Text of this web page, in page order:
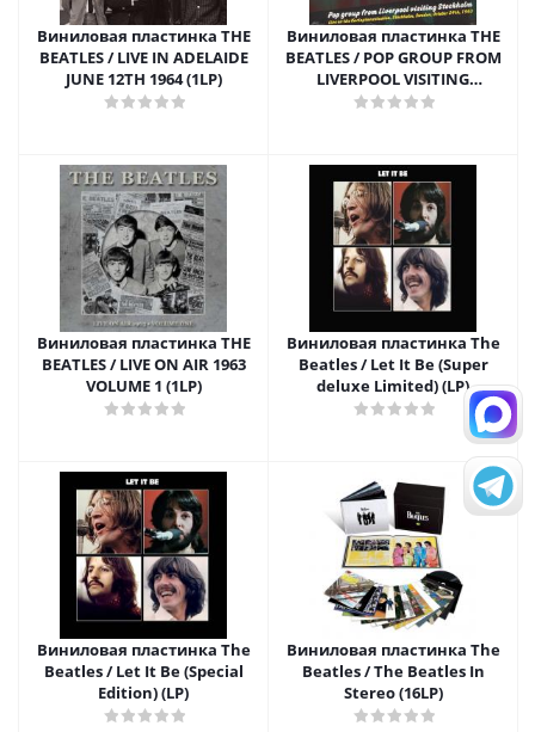
Виниловая пластинка THE
BEATLES / LIVE IN ADELAIDE
JUNE 12TH 1964 (1LP)
Виниловая пластинка THE
BEATLES / POP GROUP FROM
LIVERPOOL VISITING
STOCKHOLM (1LP)
Виниловая пластинка THE
BEATLES / LIVE ON AIR 1963
VOLUME 1 (1LP)
Виниловая пластинка The
Beatles / Let It Be (Super
deluxe Limited) (LP)
Виниловая пластинка The
Beatles / Let It Be (Special
Edition) (LP)
Виниловая пластинка The
Beatles / The Beatles In
Stereo (16LP)